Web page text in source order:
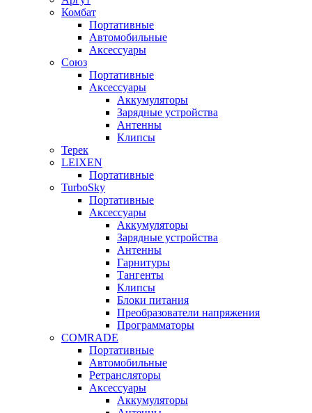
Комбат
Портативные
Автомобильные
Аксессуары
Союз
Портативные
Аксессуары
Аккумуляторы
Зарядные устройства
Антенны
Клипсы
Терек
LEIXEN
Портативные
TurboSky
Портативные
Аксессуары
Аккумуляторы
Зарядные устройства
Антенны
Гарнитуры
Тангенты
Клипсы
Блоки питания
Преобразователи напряжения
Программаторы
COMRADE
Портативные
Автомобильные
Ретрансляторы
Аксессуары
Аккумуляторы